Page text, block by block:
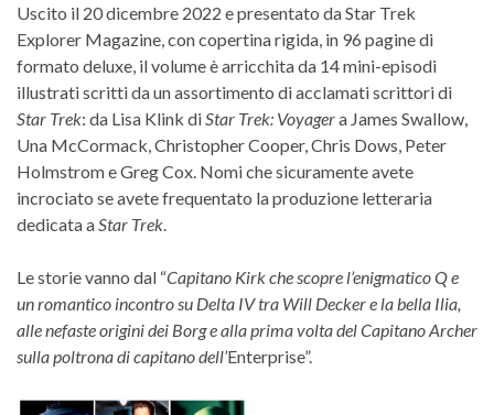
Uscito il 20 dicembre 2022 e presentato da Star Trek
Explorer Magazine, con copertina rigida, in 96 pagine di
formato deluxe, il volume è arricchita da 14 mini-episodi
illustrati scritti da un assortimento di acclamati scrittori di
Star Trek: da Lisa Klink di Star Trek: Voyagera James Swallow,
Una McCormack, Christopher Cooper, Chris Dows, Peter
Holmstrom e Greg Cox. Nomi che sicuramente avete
incrociato se avete frequentato la produzione letteraria
dedicata a Star Trek
Le storie vanno dal “Capitano Kirk che scopre l’enigmatico Q e
un romantico incontro su Delta IV tra Will Decker e la bella Ilia,
alle nefaste origini dei Borg e alla prima volta del Capitano Archer
sulla poltrona di capitano dell’Enterprise”.